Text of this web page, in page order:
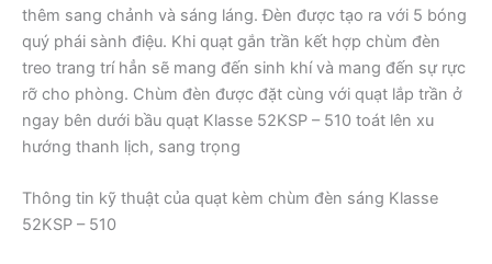
thêm sang chảnh và sáng láng. Đèn được tạo ra với 5 bóng
quý phái sành điệu. Khi quạt gắn trần kết hợp chùm đèn
treo trang trí hẳn sẽ mang đến sinh khí và mang đến sự rực
rỡ cho phòng. Chùm đèn được đặt cùng với quạt lắp trần ở
ngay bên dưới bầu quạt Klasse 52KSP – 510 toát lên xu
hướng thanh lịch, sang trọng
Thông tin kỹ thuật của quạt kèm chùm đèn sáng Klasse
52KSP – 510